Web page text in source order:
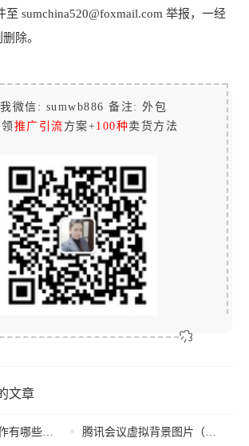
至 sumchina520@foxmail.com 举报，一经
除。
微信: sumwb886 备注: 外包
推广引流 方案+100种卖货方法
文章
规的网上兼职？
腾讯会议虚拟背景图片（腾讯会议虚拟背景能用视频吗）